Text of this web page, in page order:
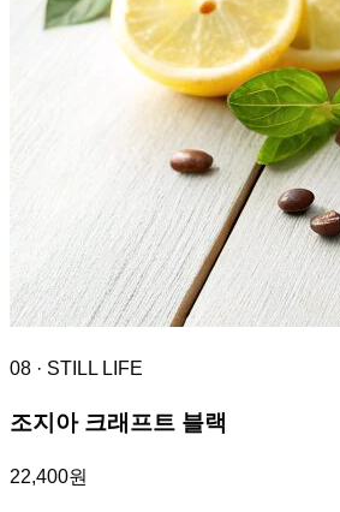
08 · STILL LIFE
조지아 크래프트 블랙
22,400원